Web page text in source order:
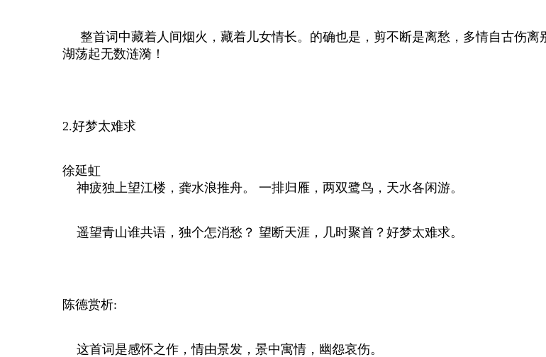
整首词中藏着人间烟火，藏着儿女情长。的确也是，剪不断是离愁，多情自古伤
湖荡起无数涟漪！
2.好梦太难求
徐延虹
神疲独上望江楼，龚水浪推舟。 一排归雁，两双鹭鸟，天水各闲游。
遥望青山谁共语，独个怎消愁？ 望断天涯，几时聚首？好梦太难求。
陈德赏析:
这首词是感怀之作，情由景发，景中寓情，幽怨哀伤。